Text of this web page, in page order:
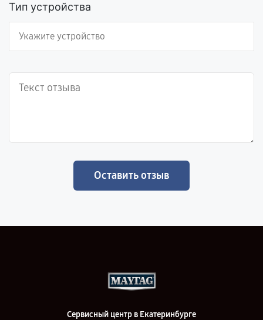
Тип устройства
Оставить отзыв
Сервисный центр в Екатеринбурге